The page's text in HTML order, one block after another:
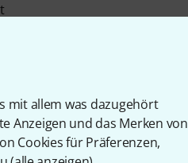
mit allem was dazugehört
Anzeigen und das Merken von
Cookies für Präferenzen,
Kompressor